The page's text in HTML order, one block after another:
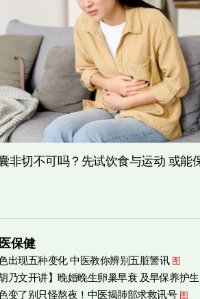
非切不可吗？先试饮食与运动 或能
保健
出现五种变化 中医教你辨别五脏警讯 图
乃文开讲】晚婚晚生卵巢早衰 及早保养护生
变了别只怪熬夜！中医揭肺部求救讯号 图